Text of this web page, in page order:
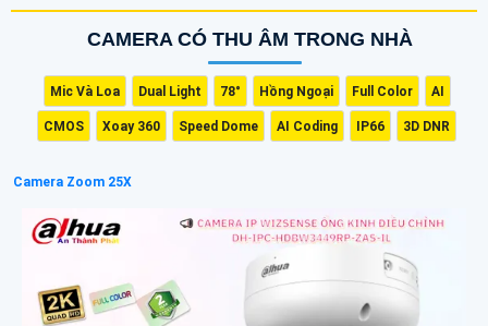
CAMERA CÓ THU ÂM TRONG NHÀ
Mic Và Loa Dual Light 78° Hồng Ngoại Full Color AI
CMOS Xoay 360 Speed Dome AI Coding IP66 3D DNR
Camera Zoom 25X